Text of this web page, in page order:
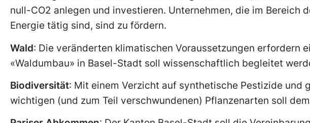
null-CO2 anlegen und investieren. Unternehmen, die im Bereich
Energie tätig sind, sind zu fördern.
Wald: Die veränderten klimatischen Voraussetzungen erfordern
«Waldumbau» in Basel-Stadt soll wissenschaftlich begleitet
Biodiversität: Mit einem Verzicht auf synthetische Pestizide und
wichtigen (und zum Teil verschwundenen) Pflanzenarten soll